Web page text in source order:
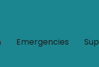
Emergencies